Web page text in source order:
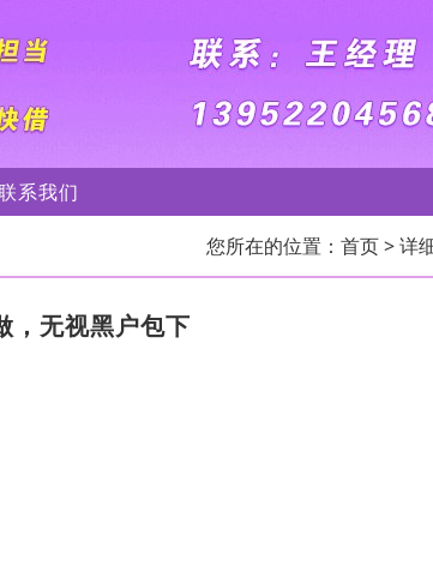
系我们
您所在的位置： 首页> 详
，无视黑户包下